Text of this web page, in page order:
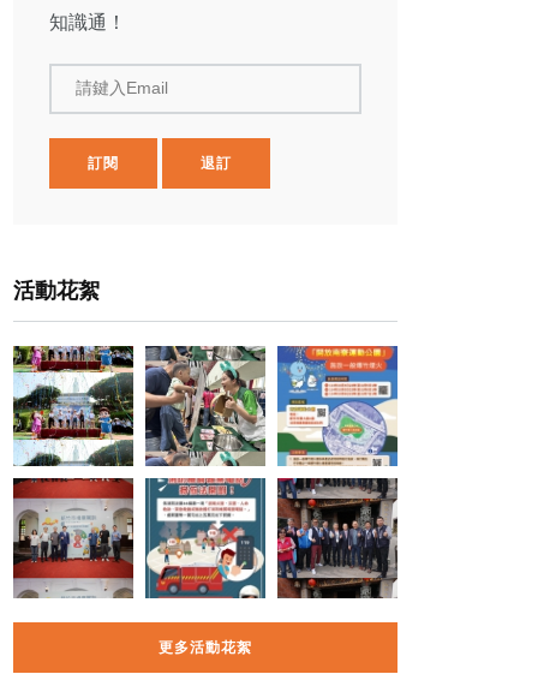
知識通！
請鍵入Email
訂閱 退訂
活動花絮
更多活動花絮